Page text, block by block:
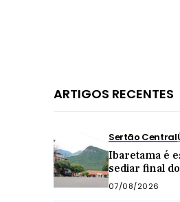
ARTIGOS RECENTES
Sertão Central
Ibaretama é
sediar final
Forrageiras,
organizado
07/08/2026